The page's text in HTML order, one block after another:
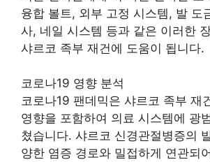
융합 볼트, 외부 고정 시스템, 발 도
사, 네일 시스템 등과 같은 이러한
샤르코 족부 재건에 도움이 됩니다.
코로나19 영향 분석
코로나19 팬데믹은 샤르코 족부 재
영향을 포함하여 의료 시스템에 광
쳤습니다. 샤르코 신경관절병증의
양한 염증 경로와 밀접하게 연관되